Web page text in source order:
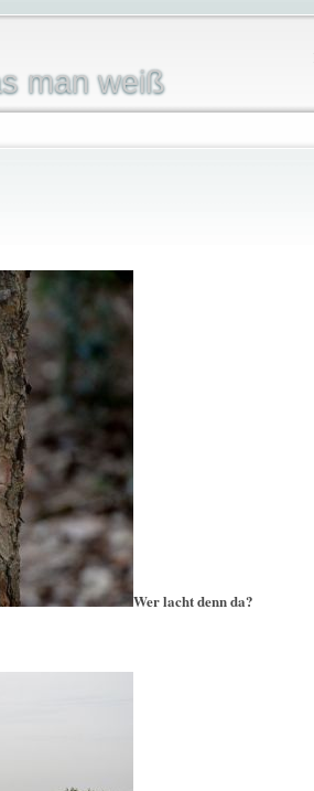
man weiß
Wer lacht denn da?